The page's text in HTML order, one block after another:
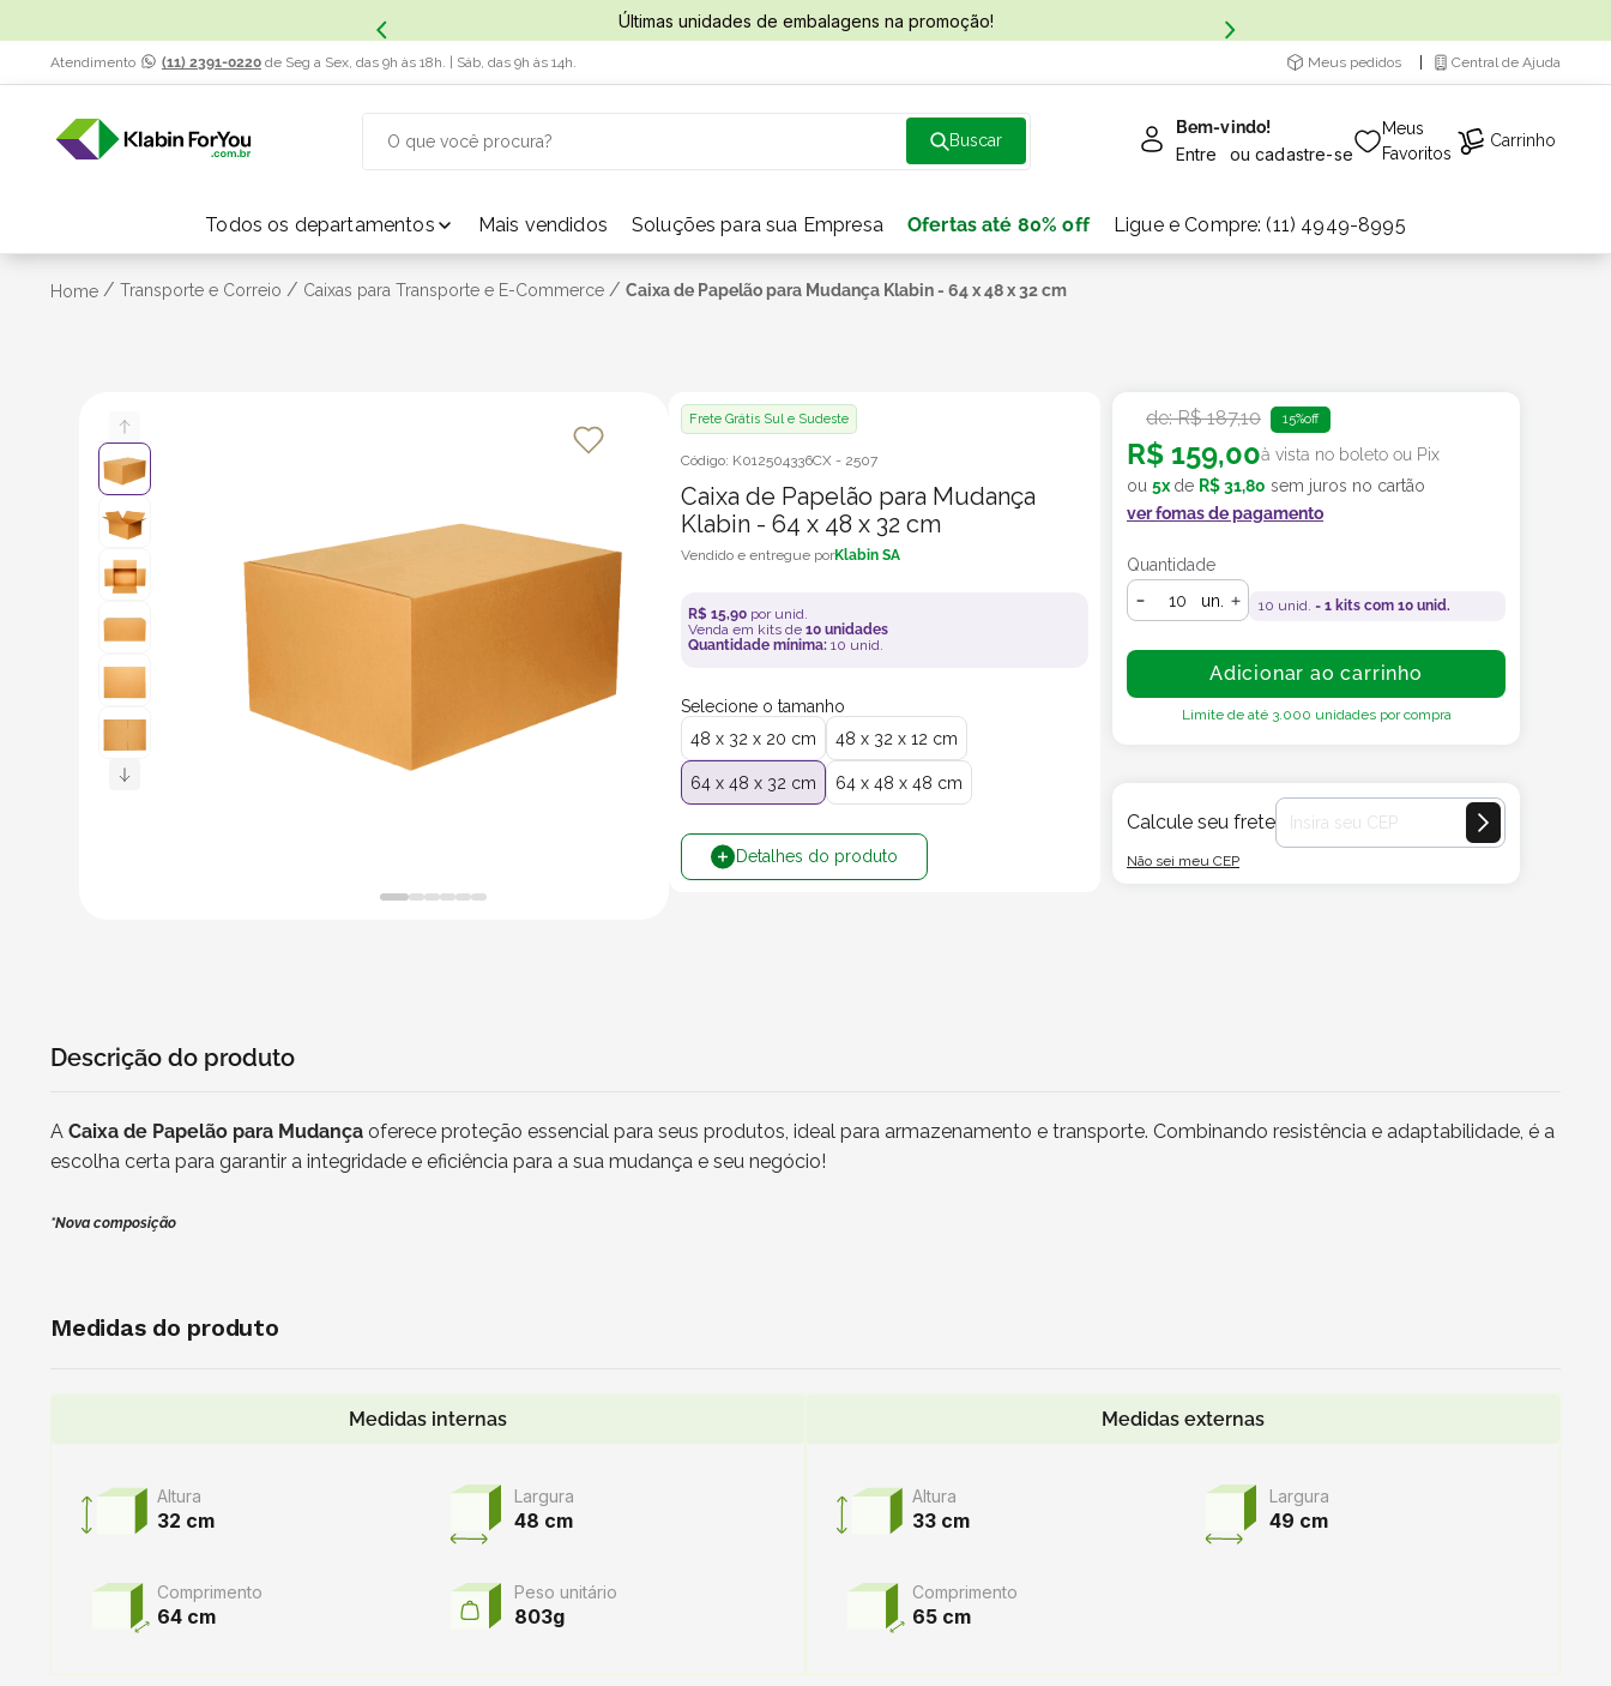
Últimas unidades de embalagens na promoção!
Atendimento (11) 2391-0220 de Seg a Sex, das 9h às 18h. | Sáb, das 9h às 14h. Meus pedidos Central de Ajuda
Bem-vindo!
Entre ou cadastre-se
Meus
Favoritos
Carrinho
Todos os departamentos Mais vendidos Soluções para sua Empresa Ofertas até 80% off Ligue e Compre: (11) 4949-8995
Home / Transporte e Correio / Caixas para Transporte e E-Commerce / Caixa de Papelão para Mudança Klabin - 64 x 48 x 32 cm
Frete Grátis Sul e Sudeste
Código: K012504336CX - 2507
Caixa de Papelão para Mudança
Klabin - 64 x 48 x 32 cm
Klabin SA
R$ 15,90 por unid.
Venda em kits de 10 unidades
Quantidade mínima: 10 unid.
Selecione o tamanho
48 x 32 x 20 cm
48 x 32 x 12 cm
64 x 48 x 32 cm 64 x 48 x 48 cm
Detalhes do produto
de:R$ 187,10 15%off
R$ 159,00à vista no boleto ou Pix
ou 5x de R$31,80 sem juros no cartão
ver fomas de pagamento
Quantidade
un.
10 unid. = 1 kits com 10 unid.
Adicionar ao carrinho
Limite de até 3.000 unidades por compra
Calcule seu frete
Não sei meu CEP
Descrição do produto
A Caixa de Papelão para Mudança oferece proteção essencial para seus produtos, ideal para armazenamento e transporte. Combinando resistência e adaptabilidade, é a
escolha certa para garantir a integridade e eficiência para a sua mudança e seu negócio!
*Nova composição
Medidas do produto
Medidas internas
Altura
32 cm
Largura
48 cm
Comprimento
64 cm
Peso unitário
803g
Medidas externas
Altura
33 cm
Largura
49 cm
Comprimento
65 cm
TERMOS MAIS BUSCADOS
1º caixa papelão
5º bebida
papel semente